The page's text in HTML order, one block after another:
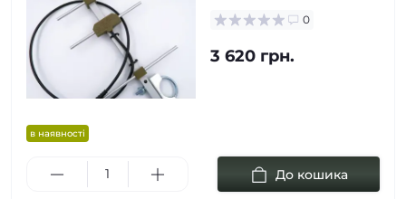
в наявності
0
3 620 грн.
До кошика